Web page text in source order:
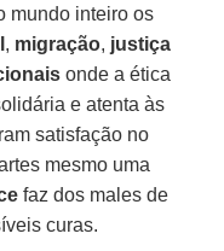
mundo inteiro os
, migração, justiça
onde a ética
e atenta às
satisfação no
mesmo uma
faz dos males de
curas.